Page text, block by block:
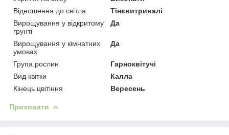
Відношення до світла
Тінєвитривалі
Вирощування у відкритому
грунті
Да
Вирощування у кімнатних
умовах
Да
Група рослин
Гарноквітучі
Вид квітки
Калла
Кінець цвітіння
Вересень
Приховати